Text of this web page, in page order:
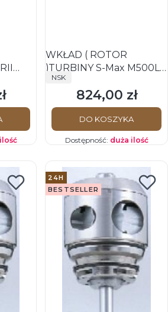
WKŁAD ( ROTOR
)TURBINY S-Max M500L,
M500 M800L i M800- SX-
MU03 - ORYGINAŁ NSK
PRODUCENT
NSK
Cena
824,00 zł
DO KOSZYKA
Dostępność: duża ilość
24H
BESTSELLER